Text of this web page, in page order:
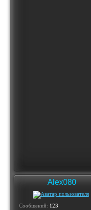
Alex080
Сообщений: 123